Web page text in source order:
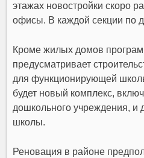
этажах новостройки скоро
офисы. В каждой секции по
Кроме жилых домов
предусматривает
для функционирующей
будет новый комплекс,
дошкольного учреждения, и
школы.
Реновация в районе